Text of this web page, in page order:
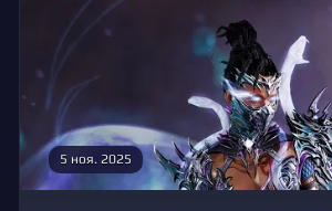
5 ноя. 2025